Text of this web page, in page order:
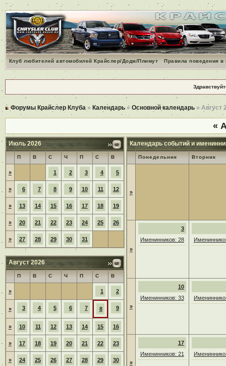
Клуб любителей автомобилей Крайслер/Додж/Плимут Правила поведения
Форумы Крайслер Клуба » Календарь» Основной календарь» Август
«
Июль 2026
П В С Ч П С В
» 1 2 3 4 5
» 6 7 8 9 10 11 12
» 13 14 15 16 17 18 19
» 20 21 22 23 24 25 26
» 27 28 29 30 31
Август 2026
П В С Ч П С В
» 1 2
» 3 4 5 6 7 8 9
» 10 11 12 13 14 15 16
» 17 18 19 20 21 22 23
» 24 25 26 27 28 29 30
Календарь событий и
Понедельник Вторник
»
»
3
Именинников: 28
»
10
Именинников: 33
»
17
Именинников: 21